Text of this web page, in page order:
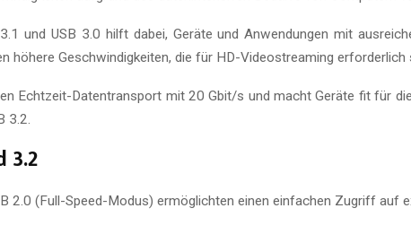
und USB 3.0 hilft dabei, Geräte und Anwendungen mit
höhere Geschwindigkeiten, die für HD-Videostreaming erforderlich
Echtzeit-Datentransport mit 20 Gbit/s und macht Geräte fit für
3.2.
3.2
2.0 (Full-Speed-Modus) ermöglichten einen einfachen Zugriff auf